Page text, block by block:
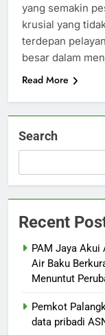
yang semakin
krusial yang
terdepan
besar dalam
Read More
Search
Recent
PAM Jaya Akui
Air Baku
Menuntut
Pemkot
data pribadi